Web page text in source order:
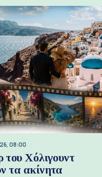
08:00
του Χόλιγουντ
τα ακίνητα